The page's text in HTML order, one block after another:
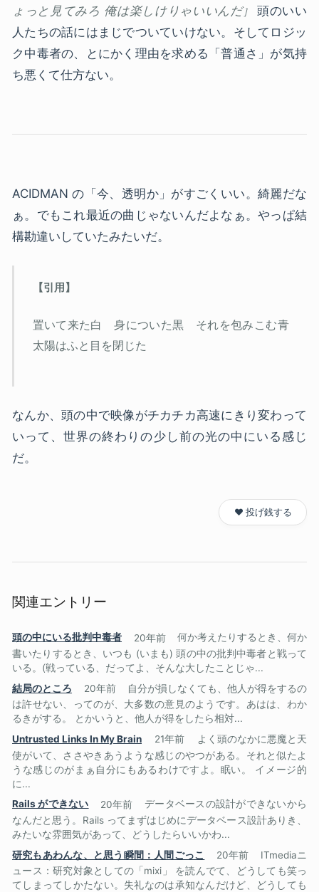
ょっと見てみろ 俺は楽しけりゃいいんだ
頭のいい
人たちの話にはまじでついていけない。そしてロジッ
ク中毒者の、とにかく理由を求める「普通さ」が気持
ち悪くて仕方ない。
ACIDMAN の「今、透明か」がすごくいい。綺麗だな
ぁ。でもこれ最近の曲じゃないんだよなぁ。やっぱ結
構勘違いしていたみたいだ。
置いて来た白 身についた黒 それを包みこむ青
太陽はふと目を閉じた
なんか、頭の中で映像がチカチカ高速にきり変わって
いって、世界の終わりの少し前の光の中にいる感じ
だ。
❤️ 投げ銭する
関連エントリー
頭の中にいる批判中毒者 20年前
何か考えたりするとき、何か
書いたりするとき、いつも (いまも) 頭の中の批判中毒者と戦って
いる。(戦っている、だってよ、そんな大したことじゃ...
結局のところ
20年前
自分が損しなくても、他人が得をするの
は許せない、ってのが、大多数の意見のようです。あはは、わか
るきがする。 とかいうと、他人が得をしたら相対...
Untrusted Links In My Brain
21年前
よく頭のなかに悪魔と天
使がいて、ささやきあうような感じのやつがある。それと似たよ
うな感じのがまぁ自分にもあるわけですよ。眠い。 イメージ的
に...
Rails ができない
20年前
データベースの設計ができないから
なんだと思う。Rails ってまずはじめにデータベース設計ありき、
みたいな雰囲気があって、どうしたらいいかわ...
研究もあわんな、と思う瞬間：人間ごっこ
20年前
ITmediaニ
ュース：研究対象としての「mixi」 を読んでて、どうしても笑っ
てしまってしかたない。失礼なのは承知なんだけど、どうしても